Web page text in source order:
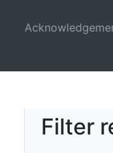
Filter